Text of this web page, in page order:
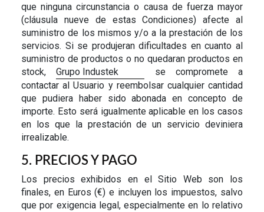
que ninguna circunstancia o causa de fuerza mayor
(cláusula nueve de estas Condiciones) afecte al
suministro de los mismos y/o a la prestación de los
servicios. Si se produjeran dificultades en cuanto al
suministro de productos o no quedaran productos en
stock,Grupo Industek
se compromete a
contactar al Usuario y reembolsar cualquier cantidad
que pudiera haber sido abonada en concepto de
importe. Esto será igualmente aplicable en los casos
en los que la prestación de un servicio deviniera
irrealizable.
5. PRECIOS Y PAGO
Los precios exhibidos en el Sitio Web son los
finales, en Euros (€) e incluyen los impuestos, salvo
que por exigencia legal, especialmente en lo relativo